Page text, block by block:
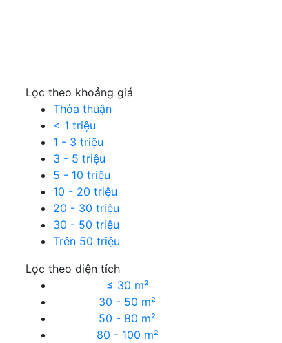
Lọc theo khoảng giá
Thỏa thuận
< 1 triệu
1 - 3 triệu
3 - 5 triệu
5 - 10 triệu
10 - 20 triệu
20 - 30 triệu
30 - 50 triệu
Trên 50 triệu
Lọc theo diện tích
≤ 30 m²
30 - 50 m²
50 - 80 m²
80 - 100 m²